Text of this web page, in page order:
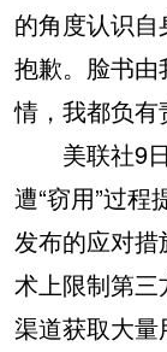
的角度认识
抱歉。脸书
情，我都负有
美联社9日
遭“窃用”过
发布的应对
术上限制第
渠道获取大